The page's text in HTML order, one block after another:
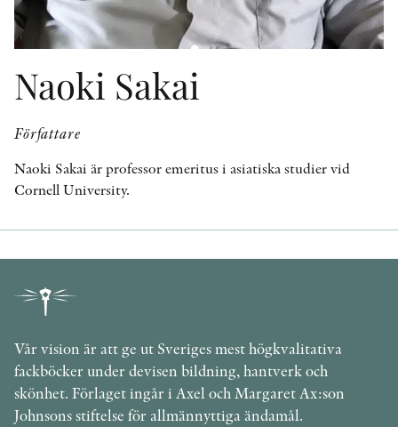
Naoki Sakai
Författare
Naoki Sakai är professor emeritus i asiatiska studier vid
Cornell University.
Vår vision är att ge ut Sveriges mest högkvalitativa
fackböcker under devisen bildning, hantverk och
skönhet. Förlaget ingår i Axel och Margaret Ax:son
Johnsons stiftelse för allmännyttiga ändamål.